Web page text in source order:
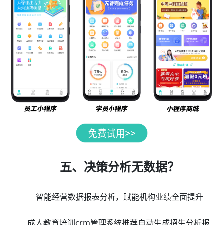
五、决策分析无数据？
智能经营数据报表分析，赋能机构业绩全面提升
成人教育培训crm管理系统推荐自动生成招生分析报